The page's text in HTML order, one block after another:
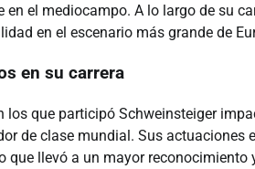
en el mediocampo. A lo largo de su
en el escenario más grande de
en su carrera
los que participó Schweinsteiger
de clase mundial. Sus
que llevó a un mayor